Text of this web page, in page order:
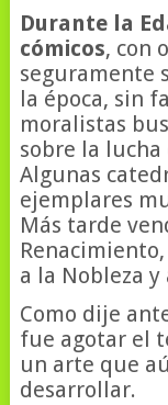
Durante la
cómicos, con
seguramente
la época, sin
moralistas
sobre la
Algunas
ejemplares
Más tarde
a la Nobleza
Como dije
fue agotar el
un arte que
desarrollar.